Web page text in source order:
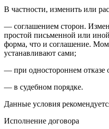
В частности, изменить или
— соглашением сторон.
простой письменной или
форма, что и соглашение.
устанавливают сами;
— при одностороннем отказе
— в судебном порядке.
Данные условия
Исполнение договора